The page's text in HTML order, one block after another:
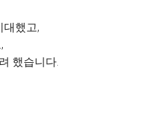
대했고,
했습니다.